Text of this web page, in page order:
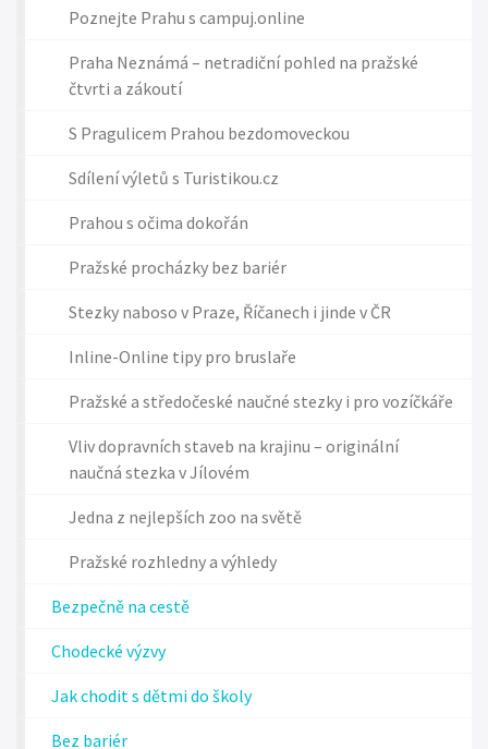
Poznejte Prahu s campuj.online
Praha Neznámá – netradiční pohled na pražské
čtvrti a zákoutí
S Pragulicem Prahou bezdomoveckou
Sdílení výletů s Turistikou.cz
Prahou s očima dokořán
Pražské procházky bez bariér
Stezky naboso v Praze, Říčanech i jinde v ČR
Inline-Online tipy pro bruslaře
Pražské a středočeské naučné stezky i pro vozíčkáře
Vliv dopravních staveb na krajinu – originální
naučná stezka v Jílovém
Jedna z nejlepších zoo na světě
Pražské rozhledny a výhledy
Bezpečně na cestě
Chodecké výzvy
Jak chodit s dětmi do školy
Bez bariér